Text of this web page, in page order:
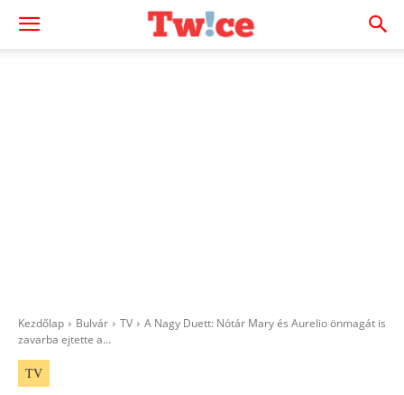
Kezdőlap Bulvár TV
A Nagy Duett: Nótár Mary és Aurelio önmagát is
zavarba ejtette a...
TV